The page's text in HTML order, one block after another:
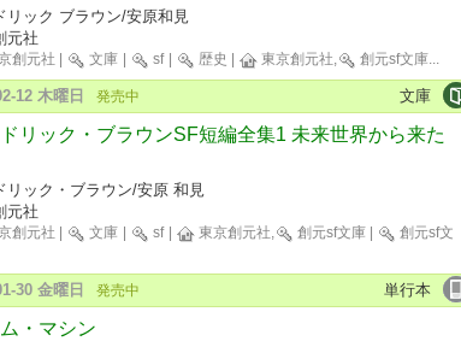
リック ブラウン/安原和見
元社
創元社 文庫 sf 歴史 東京創元社, 創元sf文庫...
文庫
12 木曜日 発売中
リック・ブラウンSF短編全集1 未来世界から来た
リック・ブラウン/安原 和見
元社
創元社 文庫 sf 東京創元社, 創元sf文庫 創元sf文
単行本
30 金曜日 発売中
・マシン